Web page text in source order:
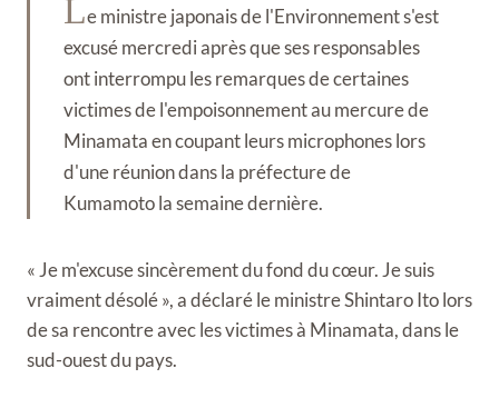
Le ministre japonais de l'Environnement s'est
excusé mercredi après que ses responsables
ont interrompu les remarques de certaines
victimes de l'empoisonnement au mercure de
Minamata en coupant leurs microphones lors
d'une réunion dans la préfecture de
Kumamoto la semaine dernière.
« Je m'excuse sincèrement du fond du cœur. Je suis
vraiment désolé », a déclaré le ministre Shintaro Ito lors
de sa rencontre avec les victimes à Minamata, dans le
sud-ouest du pays.